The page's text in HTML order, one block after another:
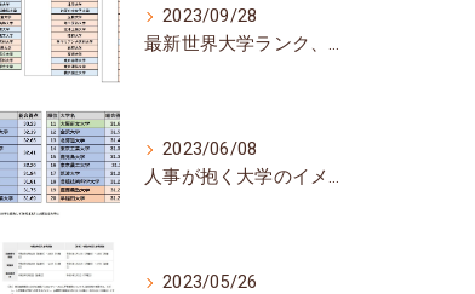
2023/09/28
最新世界大学ランク、日本の大学の順位は？
2023/06/08
人事が抱く大学のイメージランキング
2023/05/26